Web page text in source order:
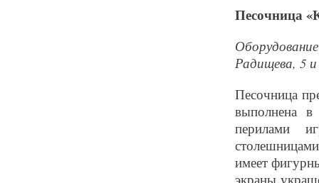
Песочница
Радищева, 5 и
Песочница
выполнена
перилами
имеет
экраны